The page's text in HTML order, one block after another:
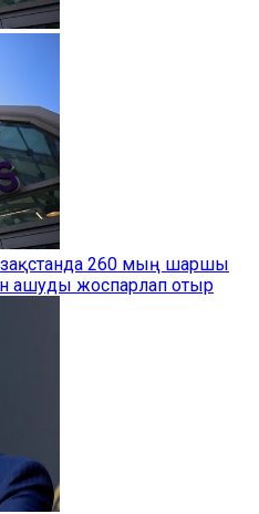
260 мың шаршы
ашуды жоспарлап отыр